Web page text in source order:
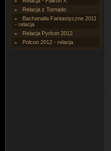
Relacja z Tornado
Bachanalia Fantastyczne 2011
- relacja
Relacja Pyrkon 2012
Polcon 2012 - relacja